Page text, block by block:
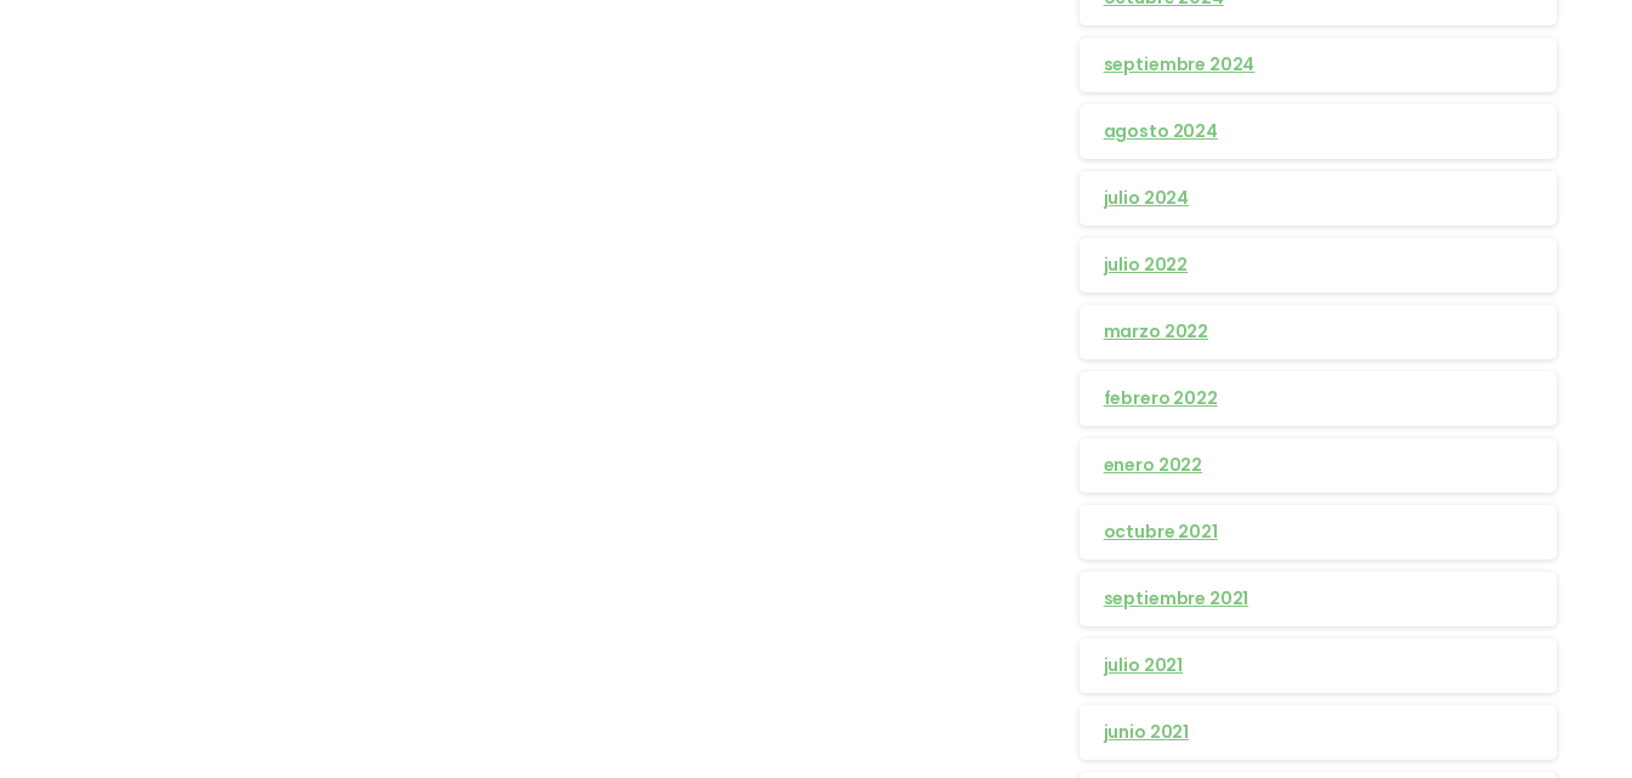
septiembre 2024
agosto 2024
julio 2024
julio 2022
marzo 2022
febrero 2022
enero 2022
octubre 2021
septiembre 2021
julio 2021
junio 2021